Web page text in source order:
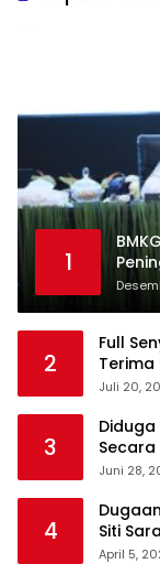
1
2
Full
Terima
Juli 20,
3
Diduga
Secara
Bawah
Juni 28,
4
Siti
April 5,